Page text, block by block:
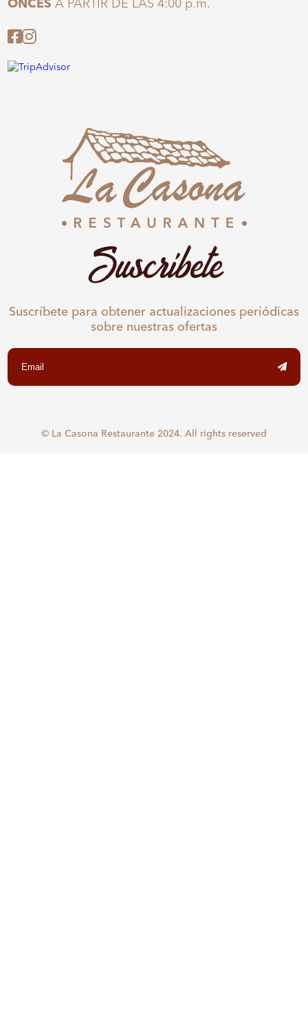
ONCES A PARTIR DE LAS 4:00 p.m.
Suscríbete
Suscríbete para obtener actualizaciones periódicas
sobre nuestras ofertas
© La Casona Restaurante 2024. All rights reserved